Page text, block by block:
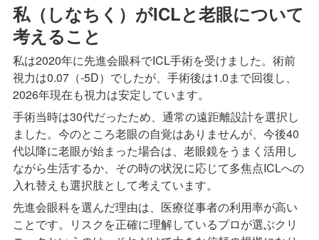
私（しなちく）がICLと老眼について
考えること
私は2020年に先進会眼科でICL手術を受けました。術前
視力は0.07（-5D）でしたが、手術後は1.0まで回復し、
2026年現在も視力は安定しています。
手術当時は30代だったため、通常の遠距離設計を選択し
ました。今のところ老眼の自覚はありませんが、今後40
代以降に老眼が始まった場合は、老眼鏡をうまく活用し
ながら生活するか、その時の状況に応じて多焦点ICLへの
入れ替えも選択肢として考えています。
先進会眼科を選んだ理由は、医療従事者の利用率が高い
ことです。リスクを正確に理解しているプロが選ぶクリ